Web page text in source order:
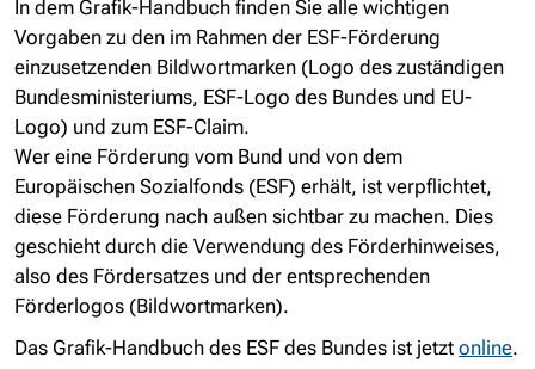
In dem Grafik-Handbuch finden Sie alle wichtigen
Vorgaben zu den im Rahmen der ESF-Förderung
einzusetzenden Bildwortmarken (Logo des zuständigen
Bundesministeriums, ESF-Logo des Bundes und EU-
Logo) und zum ESF-Claim.
Wer eine Förderung vom Bund und von dem
Europäischen Sozialfonds (ESF) erhält, ist verpflichtet,
diese Förderung nach außen sichtbar zu machen. Dies
geschieht durch die Verwendung des Förderhinweises,
also des Fördersatzes und der entsprechenden
Förderlogos (Bildwortmarken).
Das Grafik-Handbuch des ESF des Bundes ist jetzt online.